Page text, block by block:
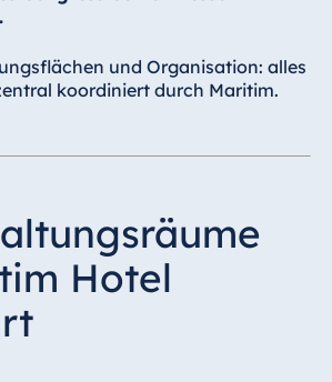
und Organisation: alles
koordiniert durch Maritim.
Hotel